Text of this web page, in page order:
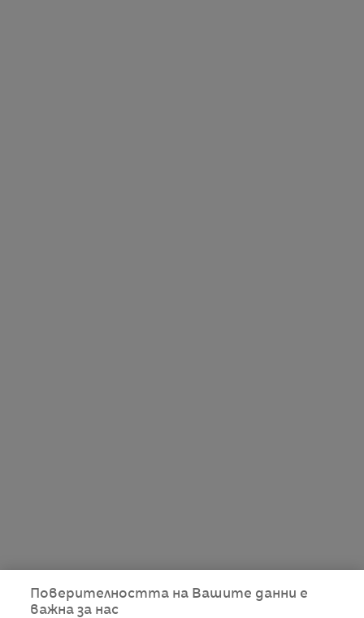
Поверителността на Вашите данни е
важна за нас